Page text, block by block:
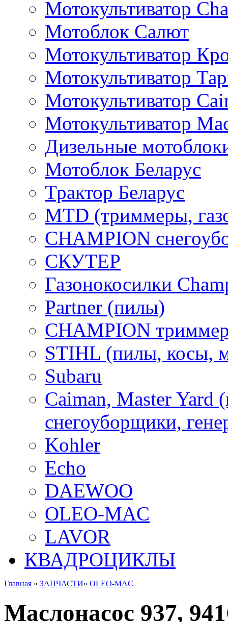
Мотокультиватор
Мотоблок Салют
Мотокультиватор
Мотокультиватор
Мотокультиватор
Мотокультиватор
Дизельные
Мотоблок Беларус
Трактор Беларус
MTD (триммеры,
CHAMPION
СКУТЕР
Газонокосилки
Partner (пилы)
CHAMPION
STIHL (пилы, косы,
Subaru
Caiman, Master Yard
снегоуборщики,
Kohler
Echo
DAEWOO
OLEO-MAC
LAVOR
КВАДРОЦИКЛЫ
Главная » ЗАПЧАСТИ» OLEO-MAC
Маслонасос 937,